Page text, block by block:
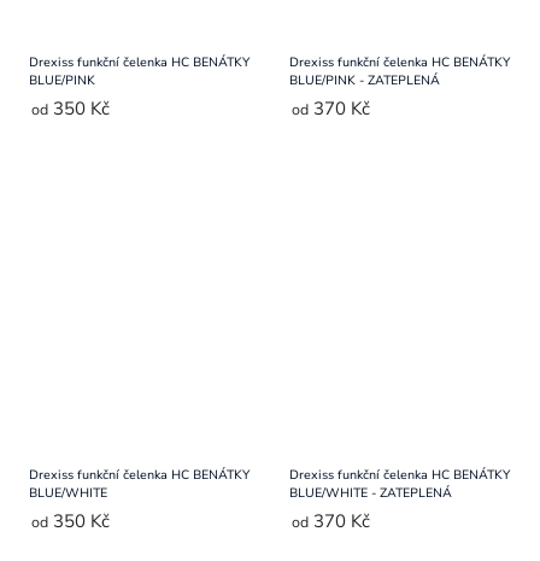
Drexiss funkční čelenka HC BENÁTKY
BLUE/PINK
od 350 Kč
Drexiss funkční čelenka HC BENÁTKY
BLUE/PINK - ZATEPLENÁ
od 370 Kč
Drexiss funkční čelenka HC BENÁTKY
BLUE/WHITE
od 350 Kč
Drexiss funkční čelenka HC BENÁTKY
BLUE/WHITE - ZATEPLENÁ
od 370 Kč